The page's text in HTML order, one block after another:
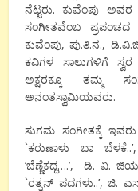
ನೆಟ್ಟರು. ಕುವೆಂಪು
ಸಂಗೀತವೆಂಬ
ಕುವೆಂಪು, ಪು.ತಿ.ನ.,
ಕವಿಗಳ ಸಾಲುಗಳಿಗೆ
ಅಕ್ಷರಕ್ಕೂ ತಮ್ಮ
ಅನಂತಸ್ವಾಮಿಯವರು.
ಸುಗಮ ಸಂಗೀತಕ್ಕೆ
`ಕರುಣಾಳು ಬಾ
‘ಬೆಣ್ಣೆಕದ್ದ….’, ಡಿ. ವಿ.
`ರತ್ನನ್ ಪದಗಳು..’, ಜಿ.